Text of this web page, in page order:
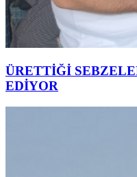
ÜRETTİĞİ
EDİYOR